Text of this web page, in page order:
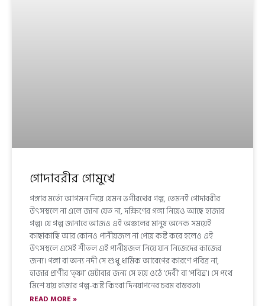
গোদাবরীর গোমুখে
গঙ্গার মর্ত্যে আগমন নিয়ে যেমন ভগীরথের গল্প, তেমনই গোদাবরীর
উৎসস্থলে না এলে জানা যেত না, দক্ষিণের গঙ্গা নিয়েও আছে হাজার
গল্প। যে গল্প জানাবে আজও এই অঞ্চলের মানুষ অনেক সময়েই
কাছাকাছি আর কোনও পানীয়জল না পেয়ে কষ্ট করে হলেও এই
উৎসস্থলে এসেই শীতল এই পানীয়জল নিয়ে যান নিজেদের কাজের
জন্য। গঙ্গা বা অন্য নদী সে শুধু ধার্মিক আবেগের কারণে পবিত্র না,
হাজার প্রাণীর ‘তৃষ্ণা’ মেটাবার জন্য সে হয়ে ওঠে ‘দেবী’ বা ‘পবিত্র’। সে পথে
মিশে যায় হাজার গল্প-কষ্ট কিংবা দিনযাপনের চরম বাস্তবতা।
READ MORE »